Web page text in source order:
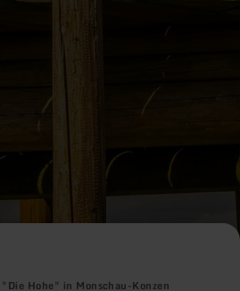
Hohe" in Monschau-Konzen